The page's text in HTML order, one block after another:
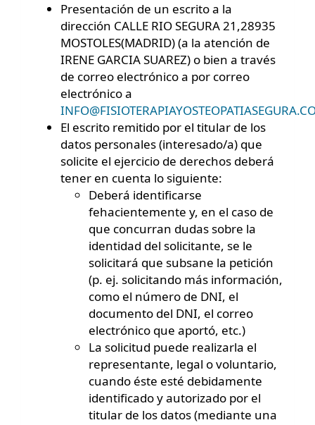
Presentación de un escrito a la
dirección CALLE RIO SEGURA 21,28935
MOSTOLES(MADRID) (a la atención de
IRENE GARCIA SUAREZ) o bien a través
de correo electrónico a por correo
electrónico a
El escrito remitido por el titular de los
datos personales (interesado/a) que
solicite el ejercicio de derechos deberá
tener en cuenta lo siguiente:
Deberá identificarse
fehacientemente y, en el caso de
que concurran dudas sobre la
identidad del solicitante, se le
solicitará que subsane la petición
(p. ej. solicitando más información,
como el número de DNI, el
documento del DNI, el correo
electrónico que aportó, etc.)
La solicitud puede realizarla el
representante, legal o voluntario,
cuando éste esté debidamente
identificado y autorizado por el
titular de los datos (mediante una